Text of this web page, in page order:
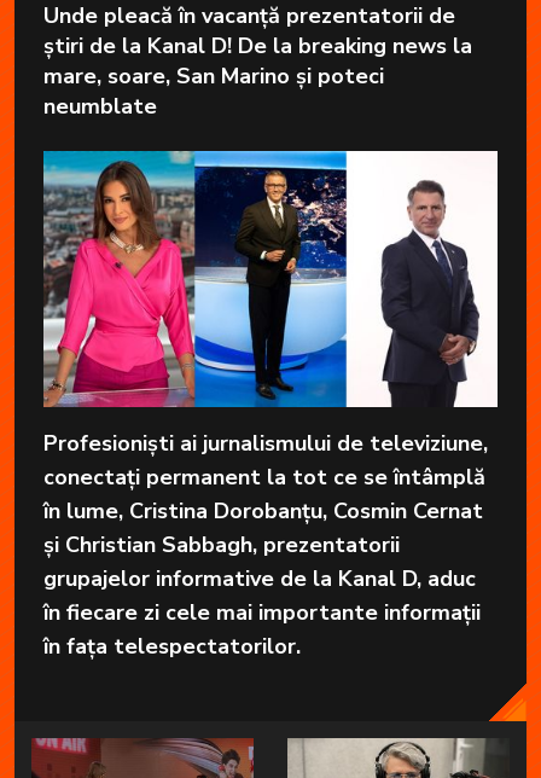
Unde pleacă în vacanță prezentatorii de
știri de la Kanal D! De la breaking news la
mare, soare, San Marino și poteci
neumblate
Profesioniști ai jurnalismului de televiziune,
conectați permanent la tot ce se întâmplă
în lume, Cristina Dorobanțu, Cosmin Cernat
și Christian Sabbagh, prezentatorii
grupajelor informative de la Kanal D, aduc
în fiecare zi cele mai importante informații
în fața telespectatorilor.